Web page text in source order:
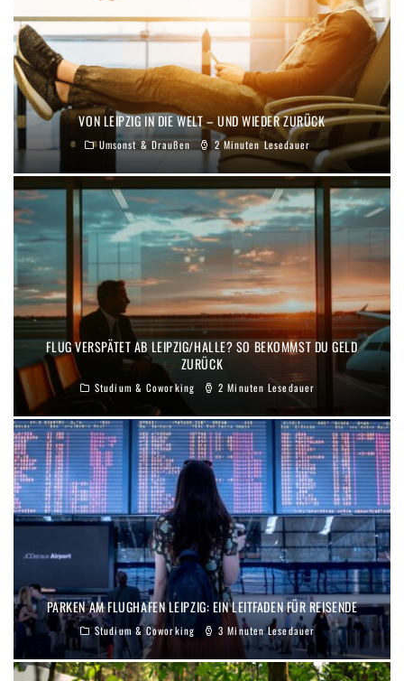
VON LEIPZIG IN DIE WELT – UND WIEDER ZURÜCK
Umsonst & Draußen 2 Minuten Lesedauer
FLUG VERSPÄTET AB LEIPZIG/HALLE? SO BEKOMMST DU GELD
ZURÜCK
Studium & Coworking 2 Minuten Lesedauer
PARKEN AM FLUGHAFEN LEIPZIG: EIN LEITFADEN FÜR REISENDE
Studium & Coworking 3 Minuten Lesedauer